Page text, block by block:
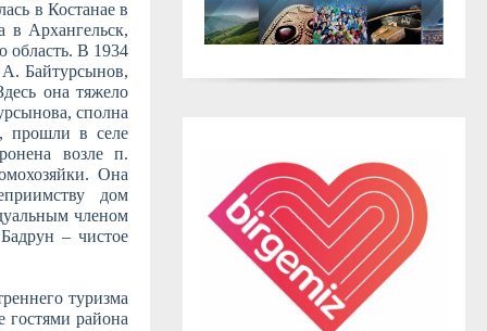
в Костанае в
Архангельск,
область. В 1934
А. Байтурсынов,
она тяжело
сполна
прошли в селе
возле п.
Она
дом
членом
– чистое
туризма
гостями района